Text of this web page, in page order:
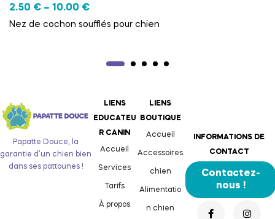
2.50 € – 10.00 €
Nez de cochon soufflés pour chien
Papatte Douce, la
garantie d’un chien bien
dans ses pattounes !
LIENS
EDUCATEU
R CANIN
Accueil
Services
Tarifs
À propos
LIENS
BOUTIQUE
Accueil
Accessoires
chien
Alimentatio
n chien
INFORMATIONS DE
CONTACT
Contactez-
nous !